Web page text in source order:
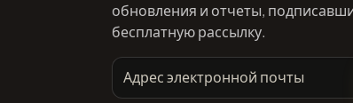
обновления и отчеты,
бесплатную рассылку.
Адрес электронной почты